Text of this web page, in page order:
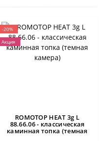
-20%
Акция
ROMOTOP HEAT 3g L
88.66.06 - классическая
каминная топка (темная